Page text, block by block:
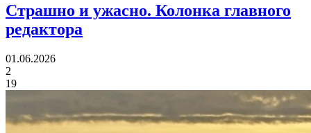
Страшно и ужасно. Колонка главного
редактора
01.06.2026
2
19